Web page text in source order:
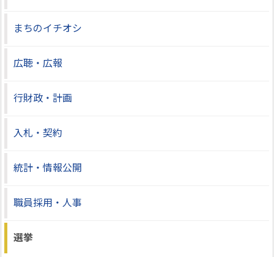
まちのイチオシ
広聴・広報
行財政・計画
入札・契約
統計・情報公開
職員採用・人事
選挙